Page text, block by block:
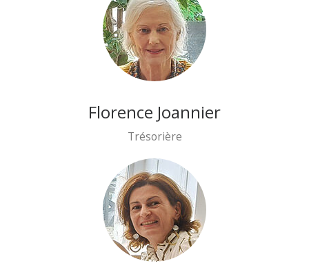
Florence Joannier
Trésorière